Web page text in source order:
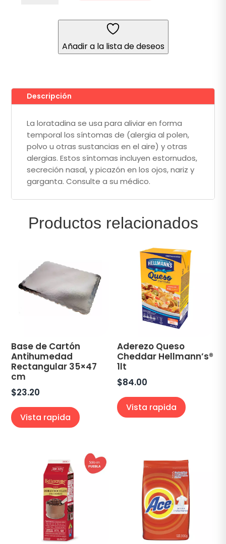
Añadir a la lista de deseos
Descripción
La loratadina se usa para aliviar en forma
temporal los síntomas de (alergia al polen,
polvo u otras sustancias en el aire) y otras
alergias. Estos síntomas incluyen estornudos,
secreción nasal, y picazón en los ojos, nariz y
garganta. Consulte a su médico.
Productos relacionados
Base de Cartón
Antihumedad
Rectangular 35×47
cm
$23.20
Vista rapida
Aderezo Queso
Cheddar Hellmann’s®
1lt
$84.00
Vista rapida